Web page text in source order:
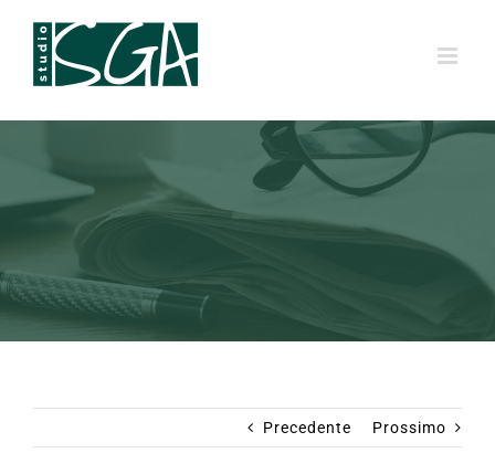
contenuto
Precedente Prossimo